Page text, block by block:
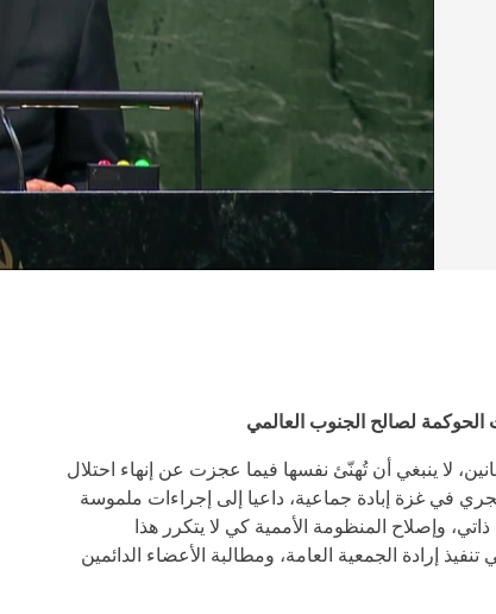
لصالح الجنوب العالمي
لا ينبغي أن تُهنّئ نفسها فيما عجزت عن إنهاء احتلال
في غزة إبادة جماعية، داعيا إلى إجراءات ملموسة
وإصلاح المنظومة الأممية كي لا يتكرر هذا
إرادة الجمعية العامة، ومطالبة الأعضاء الدائمين